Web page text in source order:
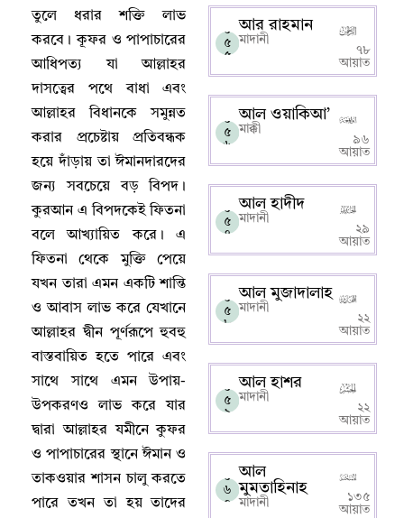
তুলে ধরার শক্তি লাভ
করবে । কূফর ও পাপাচারের
আধিপত্য যা আল্লাহর
দাসত্বের পথে বাধা এবং
আল্লাহর বিধানকে সমুন্নত
করার প্রচেষ্টায় প্রতিবন্ধক
হয়ে দাঁড়ায় তা ঈমানদারদের
জন্য সবচেয়ে বড় বিপদ ।
কুরআন এ বিপদকেই ফিতনা
বলে আখ্যায়িত করে। এ
ফিতনা থেকে মুক্তি পেয়ে
যখন তারা এমন একটি শান্তি
ও আবাস লাভ করে যেখানে
আল্লাহর দ্বীন পূর্ণরূপে হুবহু
বাস্তবায়িত হতে পারে এবং
সাথে সাথে এমন উপায়-
উপকরণও লাভ করে যার
দ্বারা আল্লাহর যমীনে কুফর
ও পাপাচারের স্থানে ঈমান ও
তাকওয়ার শাসন চালু করতে
পারে তখন তা হয় তাদের
০
৫
৫
আর রাহমান
মাদানী
৭৮
আয়াত
০
৫
৬
আল ওয়াকিআ’
মাক্কী
৯৬
আয়াত
০
৫
৭
আল হাদীদ
মাদানী
২৯
আয়াত
০
৫
৮
আল মুজাদালাহ
মাদানী
২২
আয়াত
০
৫
৯
আল হাশর
মাদানী
২২
আয়াত
০
৬
০
আল
মুমতাহিনাহ
মাদানী
১৩৫
আয়াত